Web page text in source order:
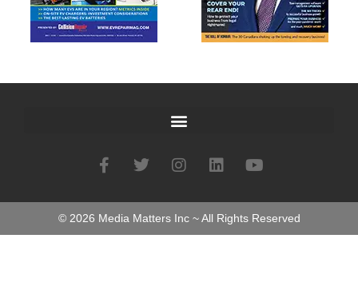
© 2026 Media Matters Inc ~ All Rights Reserved